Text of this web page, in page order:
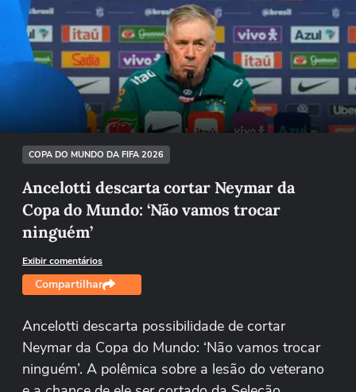
Ops!
Não foi possível reproduzir o vídeo
Tentar novamente
COPA DO MUNDO DA FIFA 2026
Ancelotti descarta cortar Neymar da
Copa do Mundo: ‘Não vamos trocar
ninguém’
Exibir comentários
Compartilhar
Ancelotti descarta possibilidade de cortar
Neymar da Copa do Mundo: ‘Não vamos trocar
ninguém’. A polêmica sobre a lesão do veterano